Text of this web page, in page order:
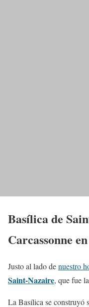
Basílica de
Carcassonne
Justo al lado denuestro
Saint-Nazaire, que fue
La Basílica se construyó